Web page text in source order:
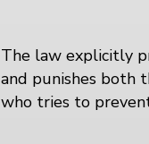
The law explicitly
and punishes both
who tries to